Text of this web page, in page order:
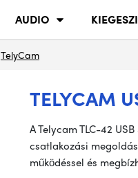
AUDIO
TelyCam
TELYCAM
ATelycamTLC-42
csatlakozási
működéssel és